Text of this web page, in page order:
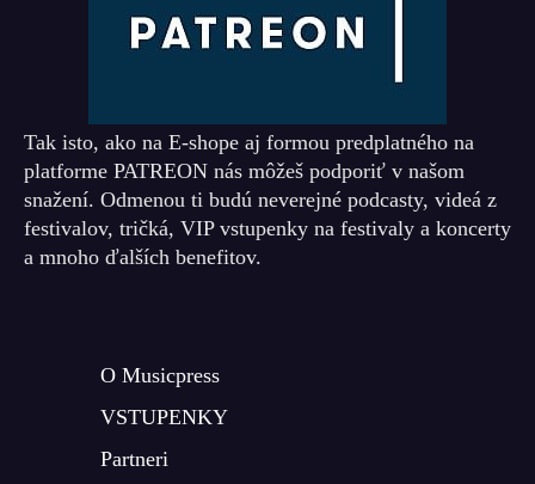
Tak isto, ako na E-shope aj formou predplatného na
platforme PATREON nás môžeš podporiť v našom
snažení. Odmenou ti budú neverejné podcasty, videá z
festivalov, tričká, VIP vstupenky na festivaly a koncerty
a mnoho ďalších benefitov.
O Musicpress
VSTUPENKY
Partneri